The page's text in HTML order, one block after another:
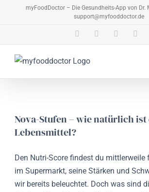
myFoodDoctor – Die Gesundheits-App von Dr.
support@myfooddoctor.de
FacebookInstagram
Nova-Stufen – wie natürlich ist
Lebensmittel?
Den Nutri-Score findest du mittlerweile
im Supermarkt, seine Stärken und
wir bereits beleuchtet. Doch was sind